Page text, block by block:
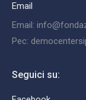
Email
Email:
Pec:
Seguici su: